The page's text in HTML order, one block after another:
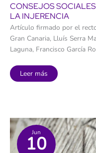
CONSEJOS
LA INJERENCIA
Artículo firmado por el
Gran Canaria, Lluís Serra
Laguna, Francisco García
Consejos
sociales:
a
la
injerencia
Leer más
Jun
10